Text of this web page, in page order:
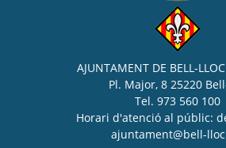
AJUNTAMENT DE BELL-LLOC
Pl. Major, 8 25220
Tel. 973 560 100
Horari d'atenció al públic:
ajuntament@bell-